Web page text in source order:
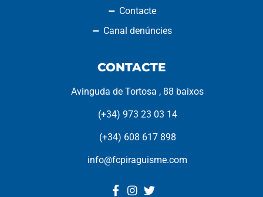
Contacte
Canal denúncies
CONTACTE
Avinguda de Tortosa , 88 baixos
(+34) 973 23 03 14
(+34) 608 617 898
info@fcpiraguisme.com